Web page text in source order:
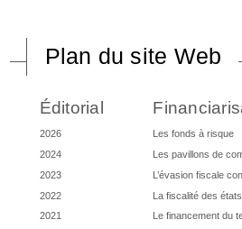
Plan du site Web
Éditorial
2026
2024
2023
2022
2021
Les fonds à risque
Les pavillons de
L’évasion fiscale
La fiscalité des
Le financement du